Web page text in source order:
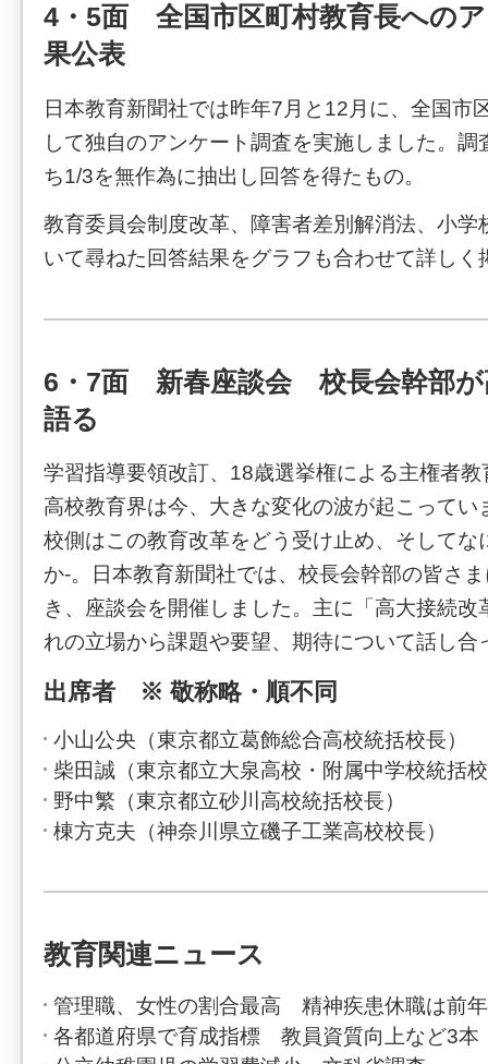
4・5面 全国市区町村教育長への
果公表
日本教育新聞社では昨年7月と12月に、全国市
して独自のアンケート調査を実施しました。
ち1/3を無作為に抽出し回答を得たもの。
教育委員会制度改革、障害者差別解消法、小学
いて尋ねた回答結果をグラフも合わせて詳しく
6・7面 新春座談会 校長会幹部が
語る
学習指導要領改訂、18歳選挙権による主権者
高校教育界は今、大きな変化の波が起こってい
校側はこの教育改革をどう受け止め、そしてな
か-。日本教育新聞社では、校長会幹部の皆さ
き、座談会を開催しました。主に「高大接続改
れの立場から課題や要望、期待について話し合
出席者 ※ 敬称略・順不同
小山公央（東京都立葛飾総合高校統括校長）
柴田誠（東京都立大泉高校・附属中学校統括
野中繁（東京都立砂川高校統括校長）
棟方克夫（神奈川県立磯子工業高校校長）
教育関連ニュース
管理職、女性の割合最高 精神疾患休職は前
各都道府県で育成指標 教員資質向上など3本